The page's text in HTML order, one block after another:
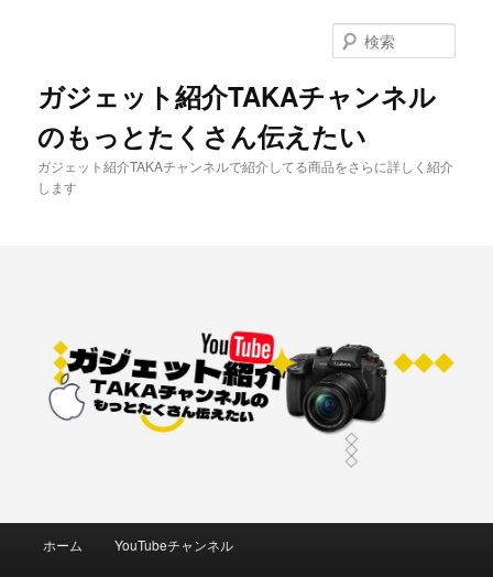
ガジェット紹介TAKAチャンネル
のもっとたくさん伝えたい
ガジェット紹介TAKAチャンネルで紹介してる商品をさらに詳しく紹介
します
索
ホーム YouTubeチャンネル